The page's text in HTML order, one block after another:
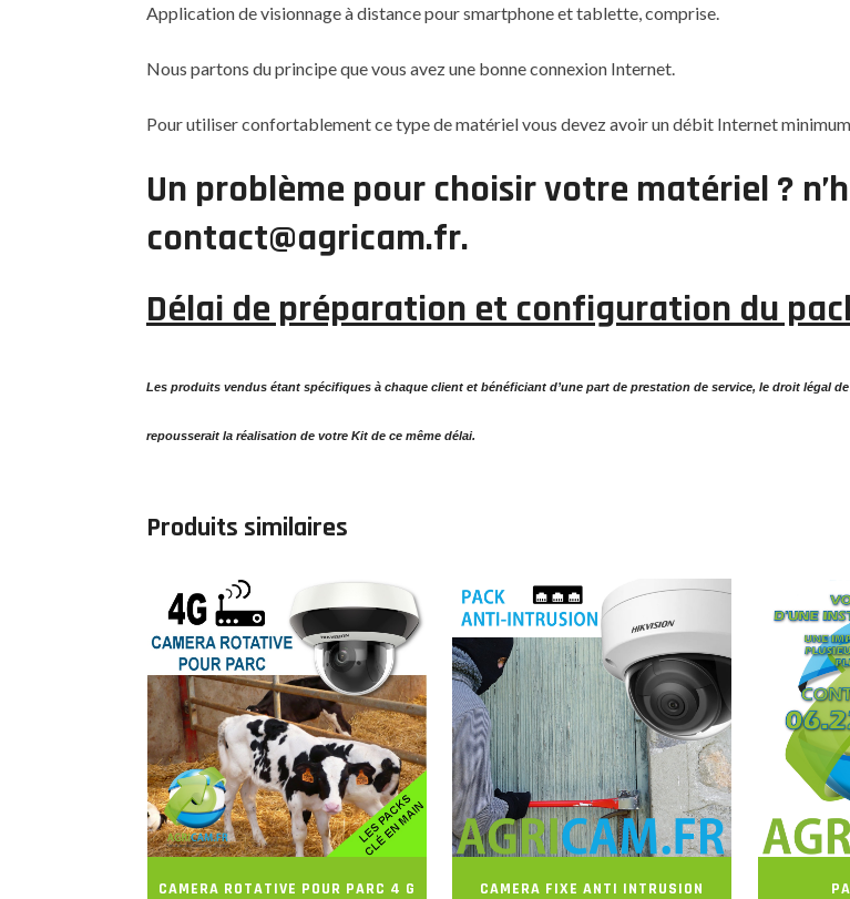
Application de visionnage à distance pour smartphone et tablette, comprise.
Nous partons du principe que vous avez une bonne connexion Internet.
Pour utiliser confortablement ce type de matériel vous devez avoir un débit Internet
Un problème pour choisir votre matériel ?
contact@agricam.fr.
Délai de préparation et configuration du
Les produits vendus étant spécifiques à chaque client et bénéficiant d’une part de prestation de service, le droit légal
repousserait la réalisation de votre Kit de ce même délai.
Produits similaires
CAMERA ROTATIVE POUR PARC 4 G CAMERA FIXE ANTI INTRUSION